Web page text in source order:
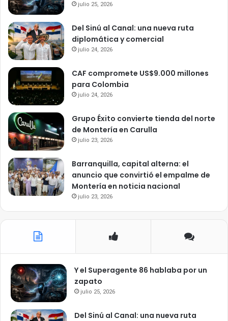
julio 25, 2026
Del Sinú al Canal: una nueva ruta
diplomática y comercial
julio 24, 2026
CAF compromete US$9.000 millones
para Colombia
julio 24, 2026
Grupo Éxito convierte tienda del norte
de Montería en Carulla
julio 23, 2026
Barranquilla, capital alterna: el
anuncio que convirtió el empalme de
Montería en noticia nacional
julio 23, 2026
Y el Superagente 86 hablaba por un
zapato
julio 25, 2026
Del Sinú al Canal: una nueva ruta